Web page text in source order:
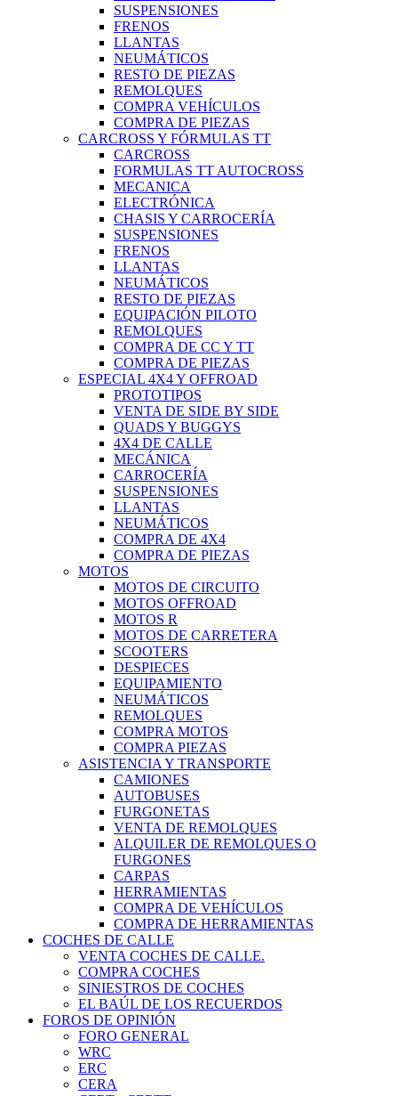
SUSPENSIONES
FRENOS
LLANTAS
NEUMÁTICOS
RESTO DE PIEZAS
REMOLQUES
COMPRA VEHÍCULOS
COMPRA DE PIEZAS
CARCROSS Y FÓRMULAS TT
CARCROSS
FORMULAS TT AUTOCROSS
MECANICA
ELECTRÓNICA
CHASIS Y CARROCERÍA
SUSPENSIONES
FRENOS
LLANTAS
NEUMÁTICOS
RESTO DE PIEZAS
EQUIPACIÓN PILOTO
REMOLQUES
COMPRA DE CC Y TT
COMPRA DE PIEZAS
ESPECIAL 4X4 Y OFFROAD
PROTOTIPOS
VENTA DE SIDE BY SIDE
QUADS Y BUGGYS
4X4 DE CALLE
MECÁNICA
CARROCERÍA
SUSPENSIONES
LLANTAS
NEUMÁTICOS
COMPRA DE 4X4
COMPRA DE PIEZAS
MOTOS
MOTOS DE CIRCUITO
MOTOS OFFROAD
MOTOS R
MOTOS DE CARRETERA
SCOOTERS
DESPIECES
EQUIPAMIENTO
NEUMÁTICOS
REMOLQUES
COMPRA MOTOS
COMPRA PIEZAS
ASISTENCIA Y TRANSPORTE
CAMIONES
AUTOBUSES
FURGONETAS
VENTA DE REMOLQUES
ALQUILER DE REMOLQUES O
FURGONES
CARPAS
HERRAMIENTAS
COMPRA DE VEHÍCULOS
COMPRA DE HERRAMIENTAS
COCHES DE CALLE
VENTA COCHES DE CALLE.
COMPRA COCHES
SINIESTROS DE COCHES
EL BAÚL DE LOS RECUERDOS
FOROS DE OPINIÓN
FORO GENERAL
WRC
ERC
CERA